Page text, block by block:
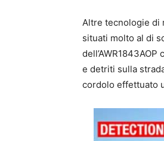
Altre tecnologie di
situati molto al di
e detriti sulla
cordolo effettuato